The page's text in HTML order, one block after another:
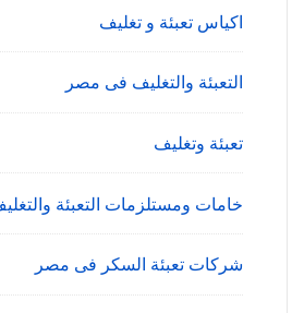
اكياس تعبئة و تغليف
التعبئة والتغليف فى مصر
تعبئة وتغليف
خامات ومستلزمات التعبئة
شركات تعبئة السكر فى مصر